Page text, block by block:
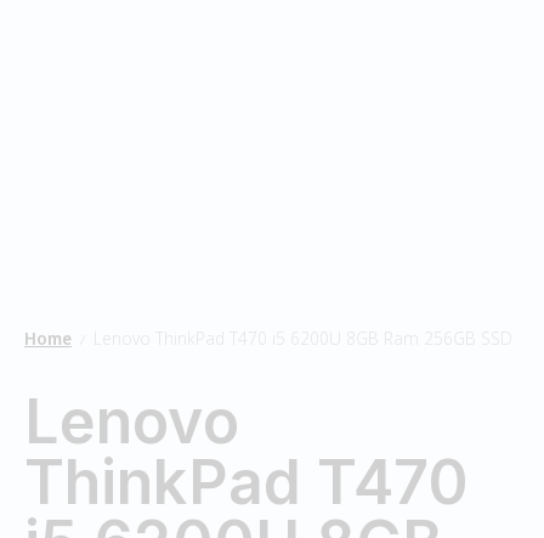
Home Lenovo ThinkPad T470 i5 6200U 8GB Ram 256GB SSD
Lenovo
ThinkPad T470